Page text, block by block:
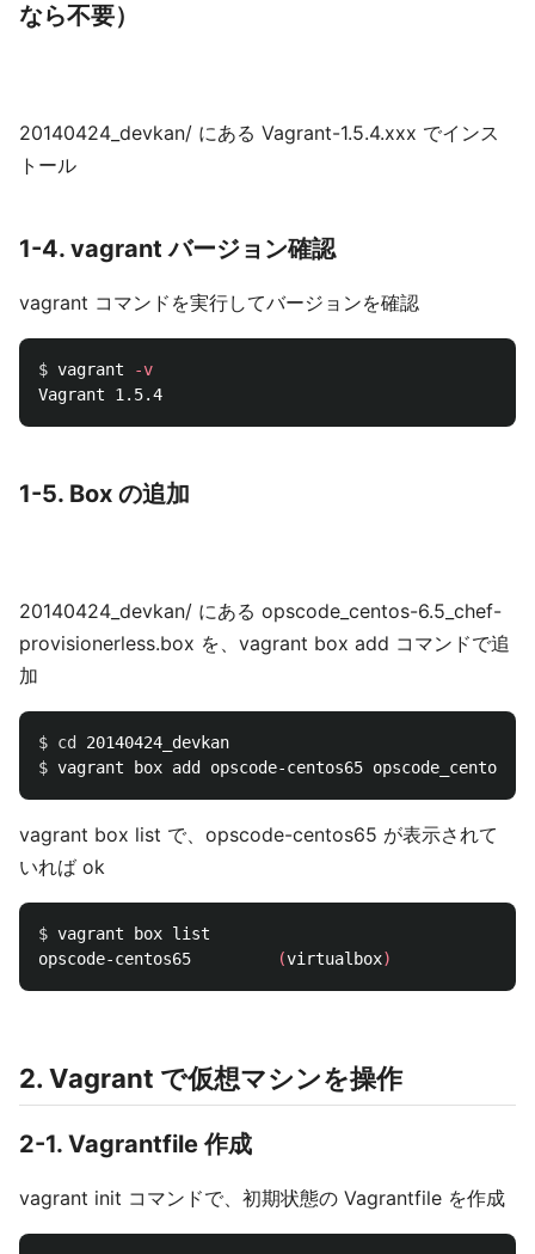
なら不要）
20140424_devkan/ にある Vagrant-1.5.4.xxx でインス
トール
1-4. vagrant バージョン確認
vagrant コマンドを実行してバージョンを確認
$ vagrant
-v
1-5. Box の追加
20140424_devkan/ にある opscode_centos-6.5_chef-
provisionerless.box を、vagrant box add コマンドで追
加
$ cd
$
vagrant box list で、opscode-centos65 が表示されて
いれば ok
$ vagrant box list
opscode-centos65
(virtualbox)
2. Vagrant で仮想マシンを操作
2-1. Vagrantfile 作成
vagrant init コマンドで、初期状態の Vagrantfile を作成